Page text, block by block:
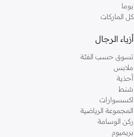
بوما
كل الماركات
أزياء الرجال
تسوق حسب الفئة
ملابس
أحذية
شنط
اكسسوارات
المجموعة الرياضية
ركن الوسامة
بريميوم